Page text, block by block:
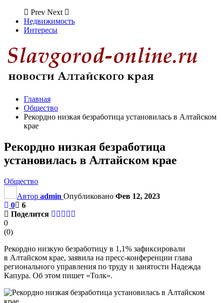
Prev Next
Недвижимость
Интересы
Главная
Общество
Рекордно низкая безработица установилась в Алтайском
крае
Рекордно низкая безработица
установилась в Алтайском крае
Общество
Автор admin Опубликовано Фев 12, 2023
0
6
Поделится
0
(0)
Рекордно низкую безработицу в 1,1% зафиксировали
в Алтайском крае, заявила на пресс-конференции глава
регионального управления по труду и занятости Надежда
Капура. Об этом пишет «Толк».